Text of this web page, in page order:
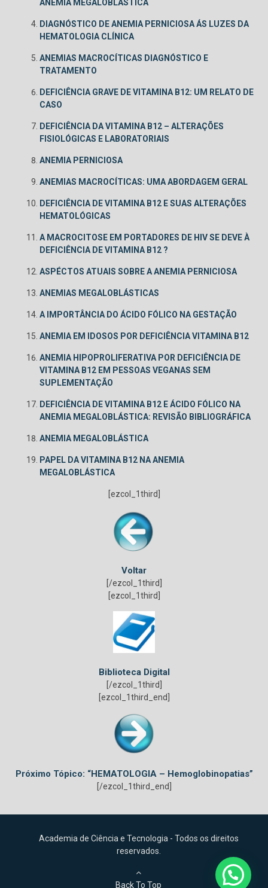
ANEMIA MEGALOBLÁSTICA
DIAGNÓSTICO DE ANEMIA PERNICIOSA ÁS LUZES DA
HEMATOLOGIA CLÍNICA
ANEMIAS MACROCÍTICAS DIAGNÓSTICO E
TRATAMENTO
DEFICIÊNCIA GRAVE DE VITAMINA B12: UM RELATO DE
CASO
DEFICIÊNCIA DA VITAMINA B12 – ALTERAÇÕES
FISIOLÓGICAS E LABORATORIAIS
ANEMIA PERNICIOSA
ANEMIAS MACROCÍTICAS: UMA ABORDAGEM GERAL
DEFICIÊNCIA DE VITAMINA B12 E SUAS ALTERAÇÕES
HEMATOLÓGICAS
A MACROCITOSE EM PORTADORES DE HIV SE DEVE À
DEFICIÊNCIA DE VITAMINA B12 ?
ASPÉCTOS ATUAIS SOBRE A ANEMIA PERNICIOSA
ANEMIAS MEGALOBLÁSTICAS
A IMPORTÂNCIA DO ÁCIDO FÓLICO NA GESTAÇÃO
ANEMIA EM IDOSOS POR DEFICIÊNCIA VITAMINA B12
ANEMIA HIPOPROLIFERATIVA POR DEFICIÊNCIA DE
VITAMINA B12 EM PESSOAS VEGANAS SEM
SUPLEMENTAÇÃO
DEFICIÊNCIA DE VITAMINA B12 E ÁCIDO FÓLICO NA
ANEMIA MEGALOBLÁSTICA: REVISÃO BIBLIOGRÁFICA
ANEMIA MEGALOBLÁSTICA
PAPEL DA VITAMINA B12 NA ANEMIA
MEGALOBLÁSTICA
[ezcol_1third]
Voltar
[/ezcol_1third]
[ezcol_1third]
Biblioteca Digital
[/ezcol_1third]
[ezcol_1third_end]
Próximo Tópico: “HEMATOLOGIA – Hemoglobinopatias”
[/ezcol_1third_end]
Academia de Ciência e Tecnologia - Todos os direitos
reservados.
Back To Top